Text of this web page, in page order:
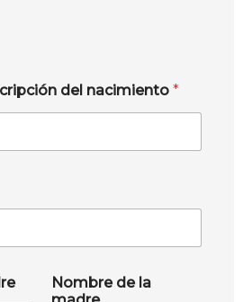
del nacimiento *
Nombre de la